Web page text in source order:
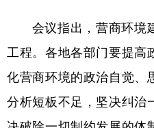
Deutsch Português
会议指出，营商环境
工程。各地各部门要提高
化营商环境的政治自觉、
分析短板不足，坚决纠治